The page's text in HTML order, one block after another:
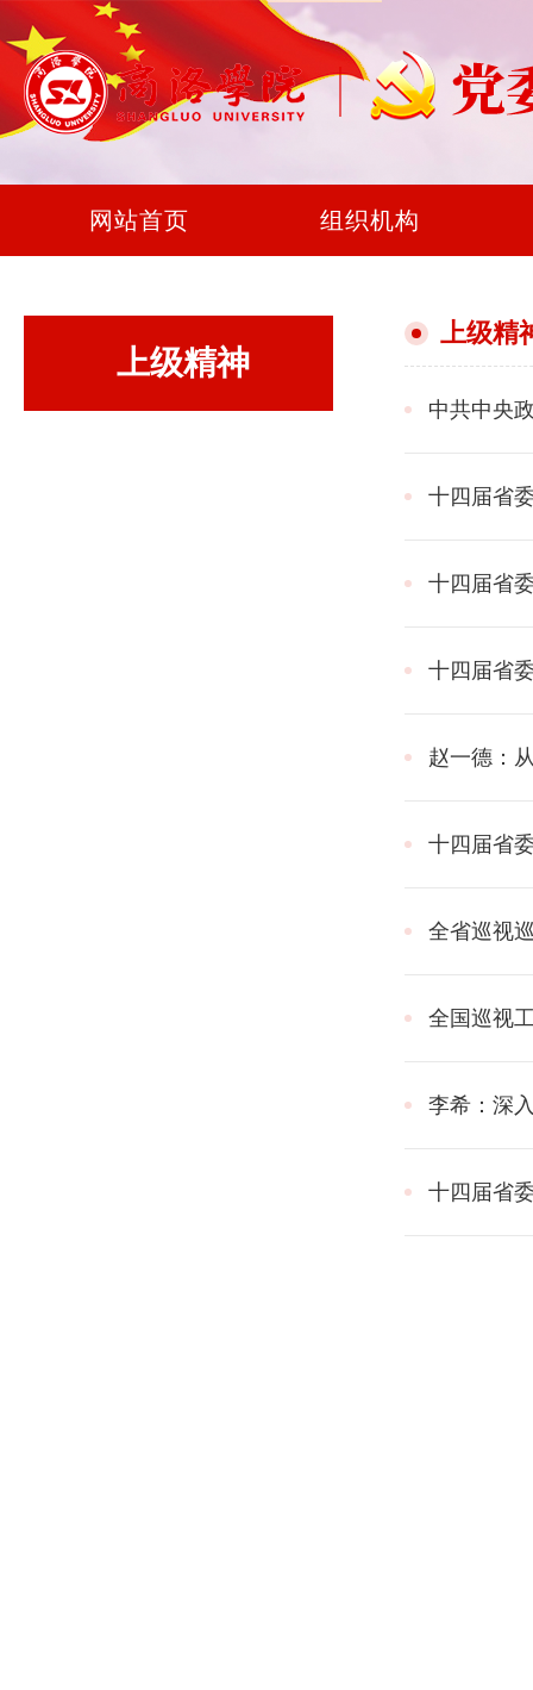
网站首页 组织机构
上级精神
上级精
中共中央
十四届省
十四届省
十四届省
赵一德：
十四届省
全省巡视
全国巡视
李希：深
十四届省